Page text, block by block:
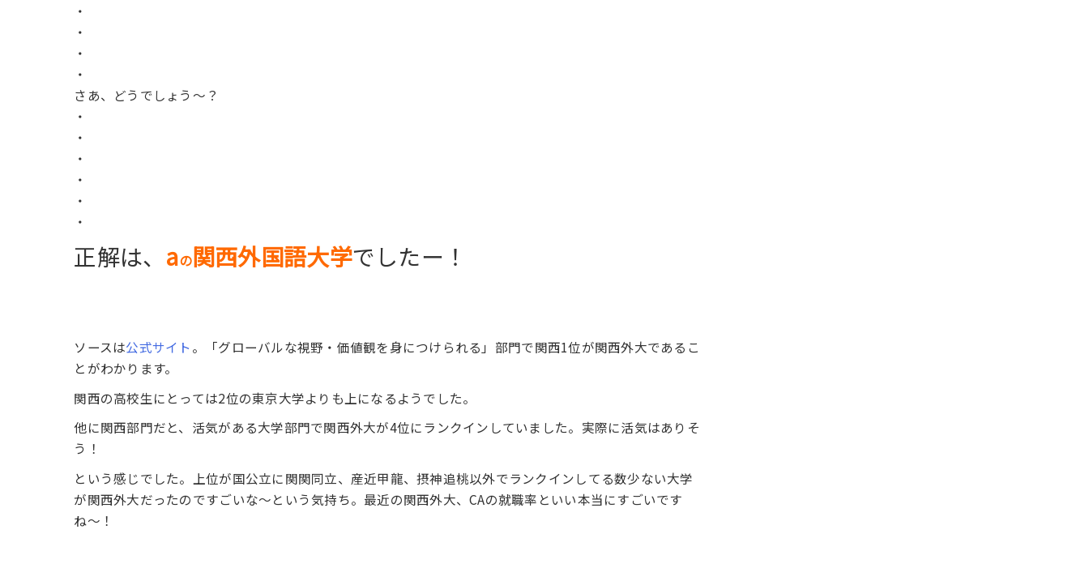
・
・
・
・
さあ、どうでしょう〜？
・
・
・
・
・
・
正解は、 aの関西外国語大学でしたー！
ソースは公式サイト 。「グローバルな視野・価値観を身につけられる」部門で関西1位が関西外大であるこ
とがわかります。
関西の高校生にとっては2位の東京大学よりも上になるようでした。
他に関西部門だと、活気がある大学部門で関西外大が4位にランクインしていました。実際に活気はありそ
う！
という感じでした。上位が国公立に関関同立、産近甲龍、摂神追桃以外でランクインしてる数少ない大学
が関西外大だったのですごいな〜という気持ち。最近の関西外大、CAの就職率といい本当にすごいです
ね〜！